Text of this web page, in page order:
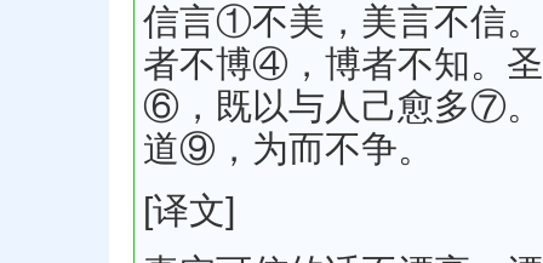
信言①不美，美言不信
者不博④，博者不知。
⑥，既以与人己愈多⑦
道⑨，为而不争。
[译文]